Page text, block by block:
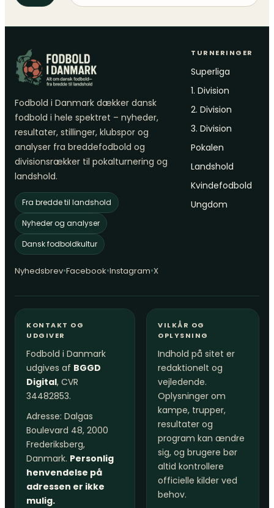
Fodbold i Danmark dækker dansk
fodbold i hele spektret – nyheder,
resultater, stillinger, klubspor og
analyser fra breddefodbold og
divisionsrækker til pokalturnering og
landshold.
Fra bredde til landshold
Nyheder og analyser
Dansk fodboldkultur
Nyhedsbrev•Facebook•Instagram•X
TURNERINGER
Superliga
1. Division
2. Division
3. Division
Pokalen
Landshold
Kvindefodbold
Ungdom
KONTAKT OG
UDGIVER
Fodbold i Danmark
udgives af BGGD
Digital, CVR
34482853.
Adresse: Dalgas
Boulevard 48, 2000
Frederiksberg,
Danmark. Personlig
henvendelse på
adressen er ikke
mulig.
VILKÅR OG
OPLYSNING
Indhold på sitet er
redaktionelt og
vejledende.
Oplysninger om
kampe, trupper,
resultater og
program kan ændre
sig, og brugere bør
altid kontrollere
officielle kilder ved
behov.